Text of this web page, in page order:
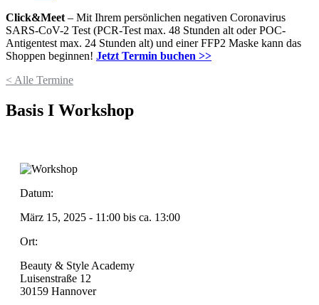
Click&Meet – Mit Ihrem persönlichen negativen Coronavirus
SARS-CoV-2 Test (PCR-Test max. 48 Stunden alt oder POC-
Antigentest max. 24 Stunden alt) und einer FFP2 Maske kann das
Shoppen beginnen! Jetzt Termin buchen >>
< Alle Termine
Basis I Workshop
Datum:
März 15, 2025 - 11:00 bis ca. 13:00
Ort:
Beauty & Style Academy
Luisenstraße 12
30159 Hannover